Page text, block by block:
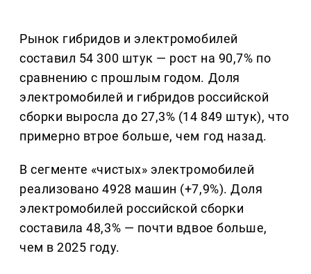
Рынок гибридов и электромобилей
составил 54 300 штук — рост на 90,7% по
сравнению с прошлым годом. Доля
электромобилей и гибридов российской
сборки выросла до 27,3% (14 849 штук), что
примерно втрое больше, чем год назад.
В сегменте «чистых» электромобилей
реализовано 4928 машин (+7,9%). Доля
электромобилей российской сборки
составила 48,3% — почти вдвое больше,
чем в 2025 году.